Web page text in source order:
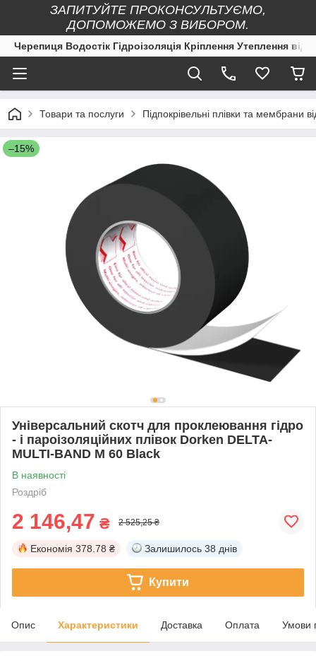
ЗАПИТУЙТЕ ПРОКОНСУЛЬТУЄМО,
ДОПОМОЖЕМО З ВИБОРОМ.
Черепиця Водостік Гідроізоляція Кріплення Утеплення
Товари та послуги Підпокрівельні плівки та мембрани
–15%
Універсальний скотч для проклеювання гідро
- і пароізоляційних плівок Dorken DELTA-
MULTI-BAND M 60 Black
В наявності
Роздріб
2 146,47 ₴ 2 525,25 ₴
Економія 378.78 ₴ Залишилось 38 днів
Купити
Опис Характеристики Доставка Оплата Умови